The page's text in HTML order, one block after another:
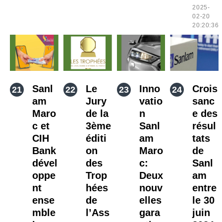
2025-
02-20
20:20:36
Sanl
am
Maro
c et
CIH
Bank
dével
oppe
nt
ense
mble
Le
Jury
de la
3ème
éditi
on
des
Trop
hées
de
l’Ass
Inno
vatio
n
Sanl
am
Maro
c:
Deux
nouv
elles
gara
Crois
sanc
e des
résul
tats
de
Sanl
am
entre
le 30
juin